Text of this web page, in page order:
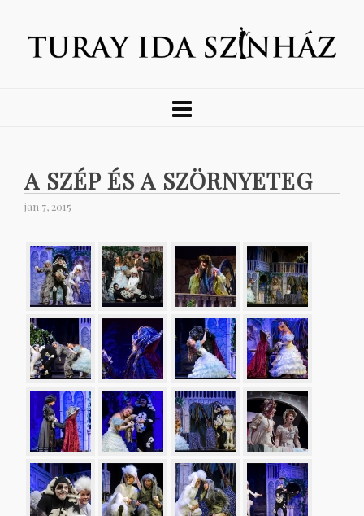
A SZÉP ÉS A SZÖRNYETEG
jan 7, 2015